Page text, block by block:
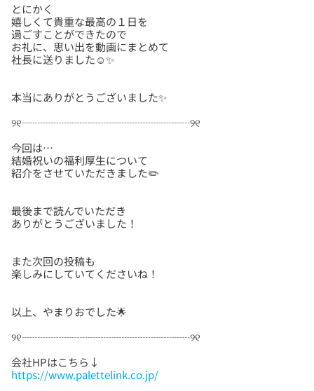
とにかく
嬉しくて貴重な最高の１日を
過ごすことができたので
お礼に、思い出を動画にまとめて
今回は…
結婚祝いの福利厚生について
最後まで読んでいただき
また次回の投稿も
https://www.palettelink.co.jp/